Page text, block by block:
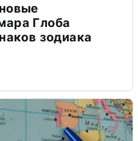
Глоба
зодиака